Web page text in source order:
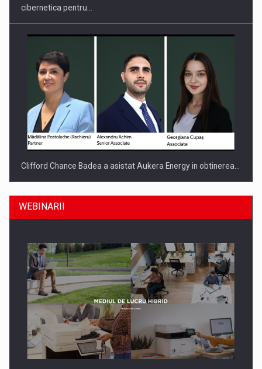
cibernetica pentru…
Clifford Chance Badea a asistat Aukera Energy in obtinerea…
SAPTE PERSONALITATI DIN MEDIUL DE AFACERI, ACADEMIC
SI INSTITUTIONAL…
WEBINARII